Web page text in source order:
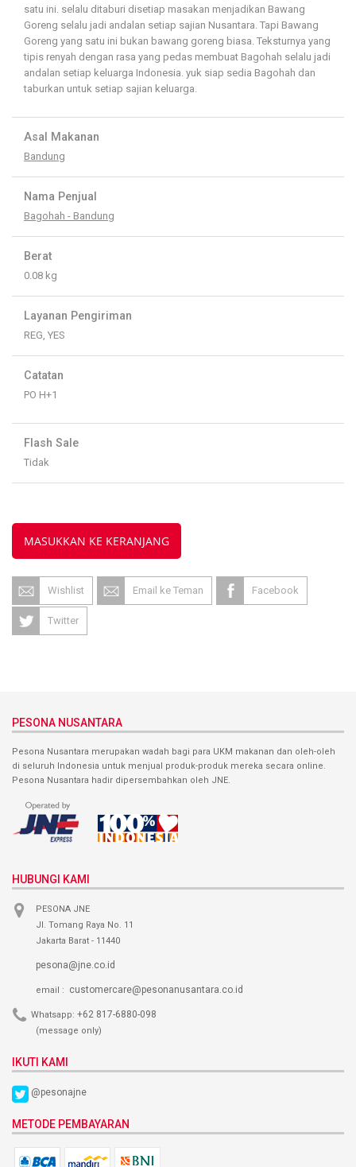
satu ini. selalu ditaburi disetiap masakan menjadikan Bawang
Goreng selalu jadi andalan setiap sajian Nusantara. Tapi Bawang
Goreng yang satu ini bukan bawang goreng biasa. Teksturnya yang
tipis renyah dengan rasa yang pedas membuat Bagohah selalu jadi
andalan setiap keluarga Indonesia. yuk siap sedia Bagohah dan
taburkan untuk setiap sajian keluarga.
Asal Makanan
Bandung
Nama Penjual
Bagohah - Bandung
Berat
0.08 kg
Layanan Pengiriman
REG, YES
Catatan
PO H+1
Flash Sale
Tidak
MASUKKAN KE KERANJANG
Wishlist Email ke Teman Facebook
Twitter
PESONA NUSANTARA
Pesona Nusantara merupakan wadah bagi para UKM makanan dan oleh-oleh
di seluruh Indonesia untuk menjual produk-produk mereka secara online.
Pesona Nusantara hadir dipersembahkan oleh JNE.
HUBUNGI KAMI
PESONA JNE
Jl. Tomang Raya No. 11
Jakarta Barat - 11440
pesona@jne.co.id
email : customercare@pesonanusantara.co.id
Whatsapp: +62 817-6880-098
(message only)
IKUTI KAMI
@pesonajne
METODE PEMBAYARAN